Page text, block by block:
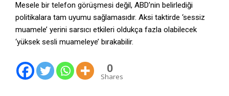
Mesele bir telefon görüşmesi değil, ABD’nin belirlediği
politikalara tam uyumu sağlamasıdır. Aksi taktirde ‘sessiz
muamele’ yerini sarsıcı etkileri oldukça fazla olabilecek
‘yüksek sesli muameleye’ bırakabilir.
0
Shares